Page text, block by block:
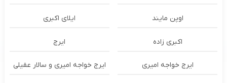
اوپن مایند ايلاى اكبرى
اکبری زاده ایرج
ایرج خواجه امیری ایرج خواجه امیری و سالار عقیلی